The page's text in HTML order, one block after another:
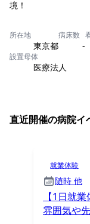
所在地
東京都
病床数
-
設置母体
医療法人
直近開催の病院イ
就業体験
随時 他
【1日就
雰囲気や